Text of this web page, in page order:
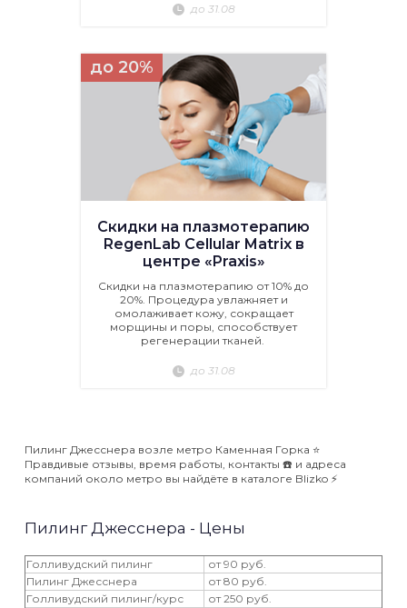
до 31.08
до 20%
Скидки на плазмотерапию
RegenLab Cellular Matrix в
центре «Praxis»
Скидки на плазмотерапию от 10% до
20%. Процедура увлажняет и
омолаживает кожу, сокращает
морщины и поры, способствует
регенерации тканей.
до 31.08
Пилинг Джесснера возле метро Каменная Горка ⭐️
Правдивые отзывы, время работы, контакты ☎️ и адреса
компаний около метро вы найдёте в каталоге Blizko ⚡️
Пилинг Джесснера - Цены
Голливудский пилинг
от 90 руб.
Пилинг Джесснера
от 80 руб.
Голливудский пилинг/курс
от 250 руб.